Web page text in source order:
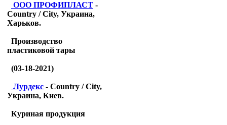
ООО ПРОФИПЛАСТ -
Country / City, Украина,
Харьков.
Производство
пластиковой тары
(03-18-2021)
Лурдекс - Country / City,
Украина, Киев.
Куриная продукция